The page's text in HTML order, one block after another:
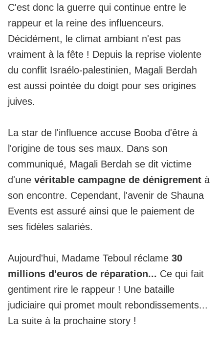
C'est donc la guerre qui continue entre le
rappeur et la reine des influenceurs.
Décidément, le climat ambiant n'est pas
vraiment à la fête ! Depuis la reprise violente
du conflit Israélo-palestinien, Magali Berdah
est aussi pointée du doigt pour ses origines
juives.
La star de l'influence accuse Booba d'être à
l'origine de tous ses maux. Dans son
communiqué, Magali Berdah se dit victime
d'une véritable campagne de dénigrement à
son encontre. Cependant, l'avenir de Shauna
Events est assuré ainsi que le paiement de
ses fidèles salariés.
Aujourd'hui, Madame Teboul réclame 30
millions d'euros de réparation... Ce qui fait
gentiment rire le rappeur ! Une bataille
judiciaire qui promet moult rebondissements...
La suite à la prochaine story !